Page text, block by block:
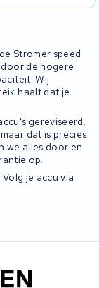
Stromer speed
de hogere
Wij
haalt dat je
gereviseerd.
dat is precies
we alles door en
op.
je accu via